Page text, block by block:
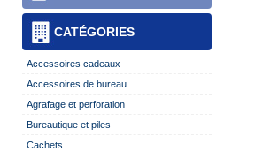
CATÉGORIES
Accessoires cadeaux
Accessoires de bureau
Agrafage et perforation
Bureautique et piles
Cachets